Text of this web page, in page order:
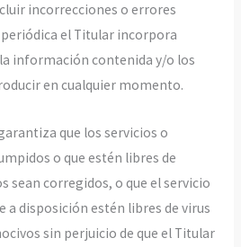
incorrecciones o errores
el Titular incorpora
información contenida y/o los
en cualquier momento.
que los servicios o
o que estén libres de
sean corregidos, o que el servicio
a disposición estén libres de virus
sin perjuicio de que el Titular